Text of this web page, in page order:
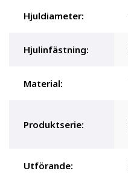
Hjuldiameter:
Hjulinfästning:
Material:
Produktserie:
Utförande: